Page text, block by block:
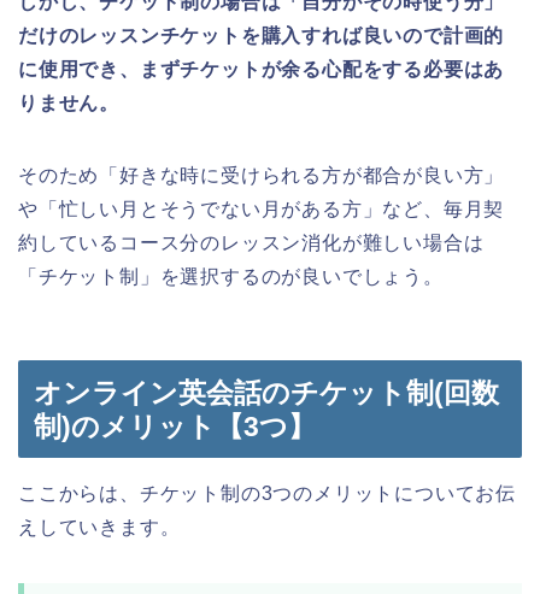
だけのレッスンチケットを購入すれば良いので計画的
に使用でき、まずチケットが余る心配をする必要はあ
りません。
そのため「好きな時に受けられる方が都合が良い方」
や「忙しい月とそうでない月がある方」など、毎月契
約しているコース分のレッスン消化が難しい場合は
「チケット制」を選択するのが良いでしょう。
オンライン英会話のチケット制(回数
制)のメリット【3つ】
ここからは、チケット制の3つのメリットについてお伝
えしていきます。